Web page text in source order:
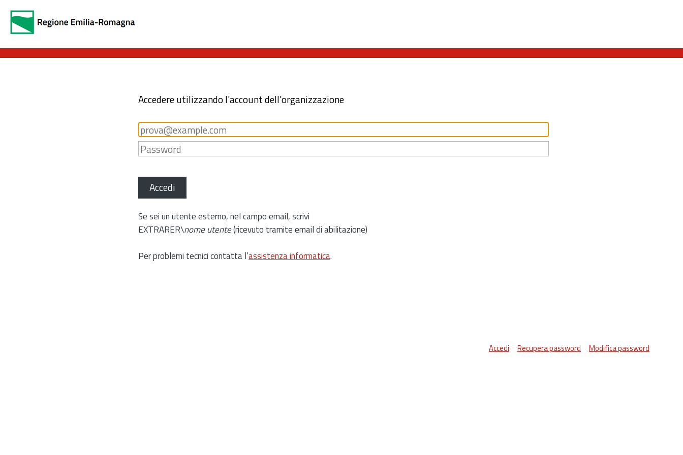
Accedere utilizzando l'account dell'organizzazione
Accedi
Se sei un utente esterno, nel campo email, scrivi
EXTRARER\nome utente(ricevuto tramite email di abilitazione)
Per problemi tecnici contatta l’assistenza informatica.
Accedi Recupera password Modifica password